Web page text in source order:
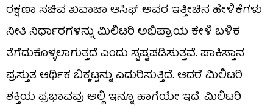
ರಕ್ಷಣಾ ಸಚಿವ ಖವಾಜಾ ಆಸಿಫ್ ಅವರ ಇತ್ತೀಚಿನ ಹೇಳಿಕೆಗಳು
ನೀತಿ ನಿರ್ಧಾರಗಳನ್ನು ಮಿಲಿಟರಿ ಅಭಿಪ್ರಾಯ ಕೇಳಿ ಬಳಿಕ
ತೆಗೆದುಕೊಳ್ಳಲಾಗುತ್ತದೆ ಎಂದು ಸ್ಪಷ್ಟಪಡಿಸುತ್ತವೆ. ಪಾಕಿಸ್ತಾನ
ಪ್ರಸ್ತುತ ಆರ್ಥಿಕ ಬಿಕ್ಕಟ್ಟನ್ನು ಎದುರಿಸುತ್ತಿದೆ. ಆದರೆ ಮಿಲಿಟರಿ
ಶಕ್ತಿಯ ಪ್ರಭಾವವು ಅಲ್ಲಿ ಇನ್ನೂ ಹಾಗೆಯೇ ಇದೆ. ಮಿಲಿಟರಿ